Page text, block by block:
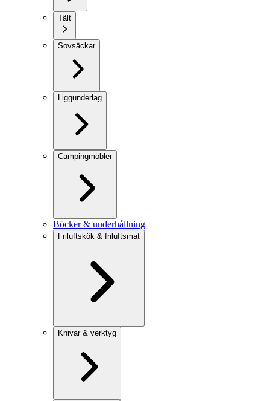
Tält
Sovsäckar
Liggunderlag
Campingmöbler
Böcker & underhållning
Friluftskök & friluftsmat
Knivar & verktyg